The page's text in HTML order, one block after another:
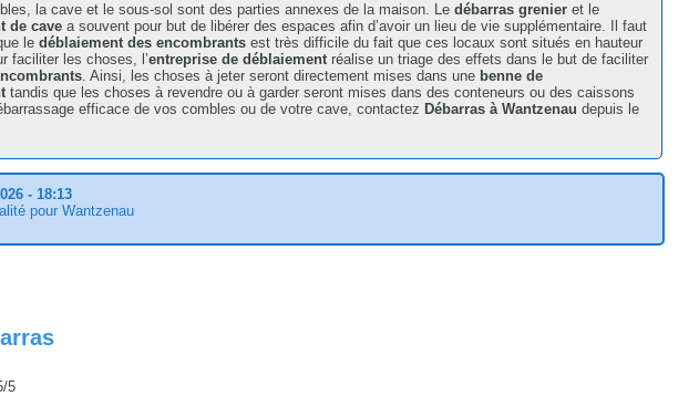
la cave et le sous-sol sont des parties annexes de la maison. Le débarras grenier et le
de cave a souvent pour but de libérer des espaces afin d’avoir un lieu de vie supplémentaire. Il faut
le déblaiement des encombrants est très difficile du fait que ces locaux sont situés en hauteur
faciliter les choses, l’entreprise de déblaiementréalise un triage des effets dans le but de faciliter
. Ainsi, les choses à jeter seront directement mises dans une benne de
tandis que les choses à revendre ou à garder seront mises dans des conteneurs ou des caissons
efficace de vos combles ou de votre cave, contactez Débarras à Wantzenau depuis le
- 18:13
pour Wantzenau
/5